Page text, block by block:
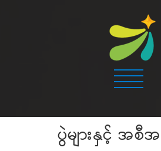
ပွဲများနှင့် အစီအ